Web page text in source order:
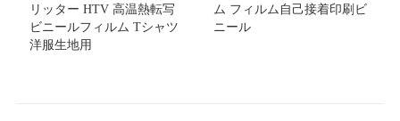
リッター HTV 高温熱転写
ビニールフィルム Tシャツ
洋服生地用
ム フィルム自己接着印刷ビ
ニール